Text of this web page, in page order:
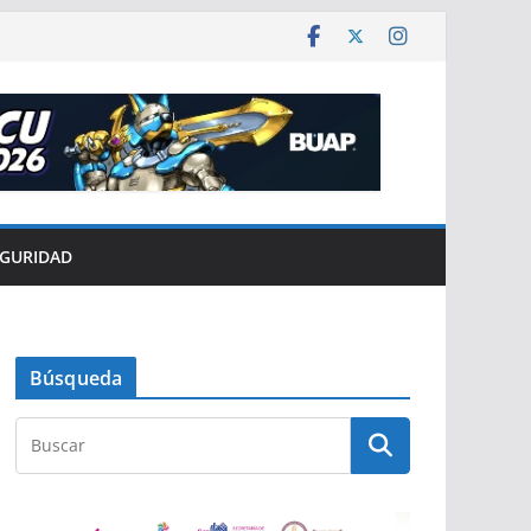
Búsqueda